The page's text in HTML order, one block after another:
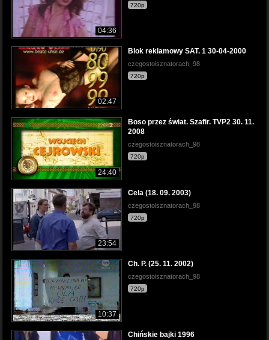
04:36
720p
02:47
Blok reklamowy SAT. 1 30-04-2000
czegostoisznatorach_98
720p
24:40
Boso przez świat. Szafir. TVP2 30. 11.
2008
czegostoisznatorach_98
720p
23:54
Cela (18. 09. 2003)
czegostoisznatorach_98
720p
10:37
Ch. P. (25. 11. 2002)
czegostoisznatorach_98
720p
Chińskie bajki 1996